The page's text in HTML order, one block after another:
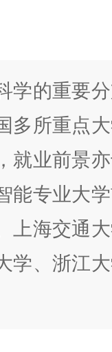
学的重要
多所重点
就业前景
能专业大
上海交通
学、浙江